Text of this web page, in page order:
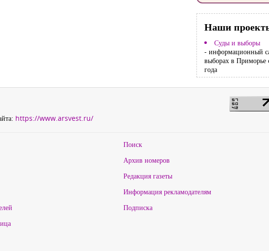
Наши
Суды и выборы
- информационный
выборах в Приморье
года
https://www.arsvest.ru/
Поиск
Архив номеров
Редакция газеты
Информация рекламодателям
Подписка